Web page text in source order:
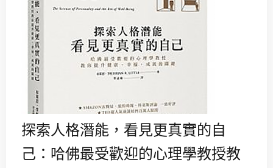
探索人格潛能，看見更真實的自
己：哈佛最受歡迎的心理學教授教